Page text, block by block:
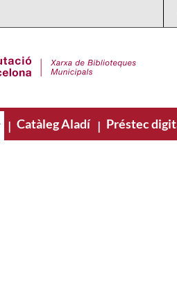
| Catàleg Aladí | Préstec